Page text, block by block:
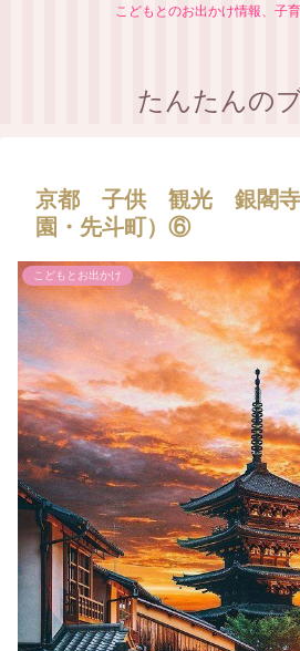
こどもとのお出かけ情報、子
たんたんの
京都 子供 観光 銀閣寺
園・先斗町）⑥
こどもとお出かけ